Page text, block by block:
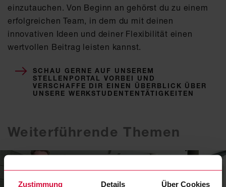
Zustimmung Details Über Cookies
einzutauchen. Von Beginn an gehörst du zu einem
erfolgreichen Team, in dem du mit deinen
innovativen Ideen und deiner Flexibilität einen
wertvollen Beitrag leisten kannst.
SCHAU GERNE AUF UNSEREM
STELLENPORTAL VORBEI UND
VERSCHAFFE DIR EINEN ÜBERBLICK ÜBER
UNSERE WERKSTUDENTENTÄTIGKEITEN
Weiterführende Themen